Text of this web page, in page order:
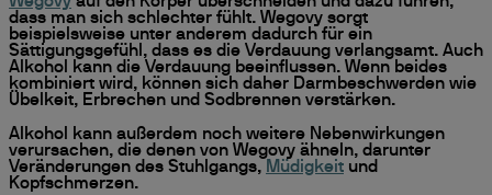
dass man sich schlechter fühlt. Wegovy sorgt
beispielsweise unter anderem dadurch für ein
Sättigungsgefühl, dass es die Verdauung verlangsamt. Auch
Alkohol kann die Verdauung beeinflussen. Wenn beides
kombiniert wird, können sich daher Darmbeschwerden wie
Übelkeit, Erbrechen und Sodbrennen verstärken.
Alkohol kann außerdem noch weitere Nebenwirkungen
verursachen, die denen von Wegovy ähneln, darunter
Veränderungen des Stuhlgangs, Müdigkeit und
Kopfschmerzen.